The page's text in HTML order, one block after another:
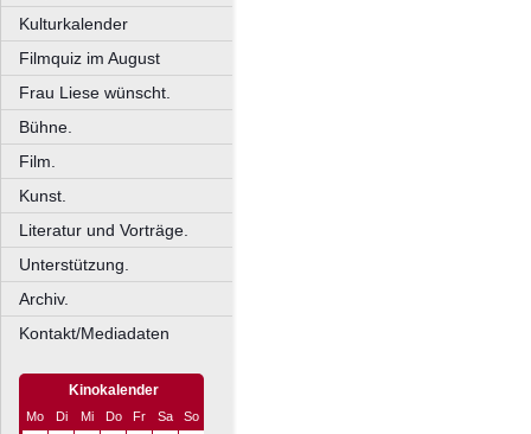
Kulturkalender
Filmquiz im August
Frau Liese wünscht.
Bühne.
Film.
Kunst.
Literatur und Vorträge.
Unterstützung.
Archiv.
Kontakt/Mediadaten
Kinokalender
Mo Di Mi Do Fr Sa
So